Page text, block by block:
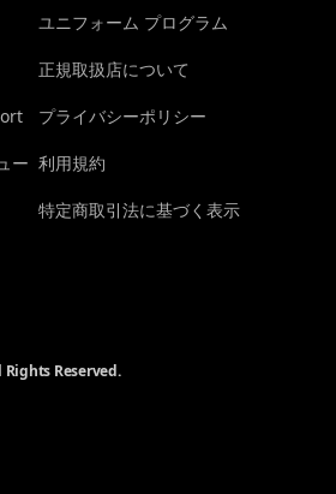
ー
ユニフォーム プログラム
正規取扱店について
プライバシーポリシー
利用規約
特定商取引法に基づく表示
Reserved.